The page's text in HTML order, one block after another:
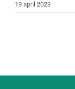
19 april 2023